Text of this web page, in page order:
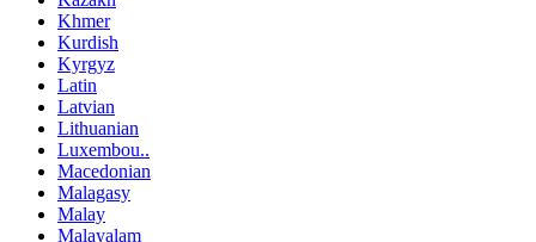
Khmer
Kurdish
Kyrgyz
Latin
Latvian
Lithuanian
Luxembou..
Macedonian
Malagasy
Malay
Malayalam